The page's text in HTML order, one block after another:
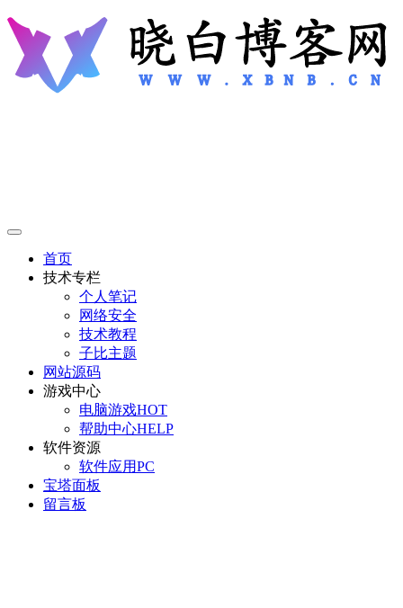
首页
技术专栏
个人笔记
网络安全
技术教程
子比主题
网站源码
游戏中心
电脑游戏HOT
帮助中心HELP
软件资源
软件应用PC
宝塔面板
留言板